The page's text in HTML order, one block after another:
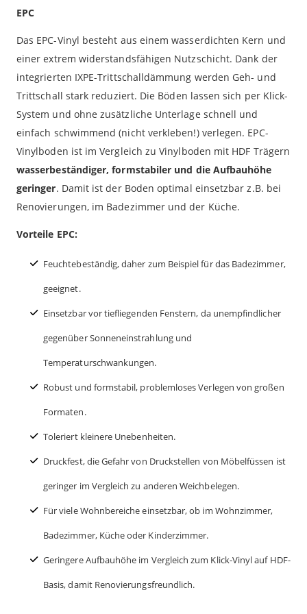
EPC
Das EPC-Vinyl besteht aus einem wasserdichten Kern und
einer extrem widerstandsfähigen Nutzschicht. Dank der
integrierten IXPE-Trittschalldämmung werden Geh- und
Trittschall stark reduziert. Die Böden lassen sich per Klick-
System und ohne zusätzliche Unterlage schnell und
einfach schwimmend (nicht verkleben!) verlegen. EPC-
Vinylboden ist im Vergleich zu Vinylboden mit HDF Trägern
wasserbeständiger, formstabiler und die Aufbauhöhe
geringer. Damit ist der Boden optimal einsetzbar z.B. bei
Renovierungen, im Badezimmer und der Küche.
Vorteile EPC:
Feuchtebeständig, daher zum Beispiel für das Badezimmer,
geeignet.
Einsetzbar vor tiefliegenden Fenstern, da unempfindlicher
gegenüber Sonneneinstrahlung und
Temperaturschwankungen.
Robust und formstabil, problemloses Verlegen von großen
Formaten.
Toleriert kleinere Unebenheiten.
Druckfest, die Gefahr von Druckstellen von Möbelfüssen ist
geringer im Vergleich zu anderen Weichbelegen.
Für viele Wohnbereiche einsetzbar, ob im Wohnzimmer,
Badezimmer, Küche oder Kinderzimmer.
Geringere Aufbauhöhe im Vergleich zum Klick-Vinyl auf HDF-
Basis, damit Renovierungsfreundlich.